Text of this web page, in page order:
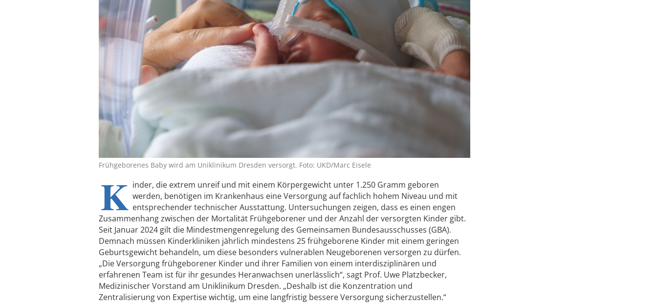
Frühgeborenes Baby wird am Uniklinikum Dresden versorgt. Foto: UKD/Marc Eisele
K inder, die extrem unreif und mit einem Körpergewicht unter 1.250 Gramm geboren
werden, benötigen im Krankenhaus eine Versorgung auf fachlich hohem Niveau und mit
entsprechender technischer Ausstattung. Untersuchungen zeigen, dass es einen engen
Zusammenhang zwischen der Mortalität Frühgeborener und der Anzahl der versorgten Kinder gibt.
Seit Januar 2024 gilt die Mindestmengenregelung des Gemeinsamen Bundesausschusses (GBA).
Demnach müssen Kinderkliniken jährlich mindestens 25 frühgeborene Kinder mit einem geringen
Geburtsgewicht behandeln, um diese besonders vulnerablen Neugeborenen versorgen zu dürfen.
„Die Versorgung frühgeborener Kinder und ihrer Familien von einem interdisziplinären und
erfahrenen Team ist für ihr gesundes Heranwachsen unerlässlich“, sagt Prof. Uwe Platzbecker,
Medizinischer Vorstand am Uniklinikum Dresden. „Deshalb ist die Konzentration und
Zentralisierung von Expertise wichtig, um eine langfristig bessere Versorgung sicherzustellen.“